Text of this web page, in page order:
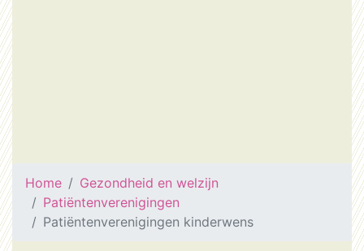
Home
Gezondheid en welzijn
Patiëntenverenigingen
Patiëntenverenigingen kinderwens